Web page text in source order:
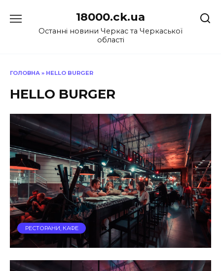
до
18000.ck.ua
Останні новини Черкас та Черкаської
області
ГОЛОВНА » HELLO BURGER
HELLO BURGER
РЕСТОРАНИ, КАФЕ